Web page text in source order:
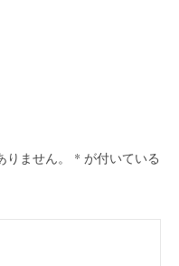
ません。 * が付いている